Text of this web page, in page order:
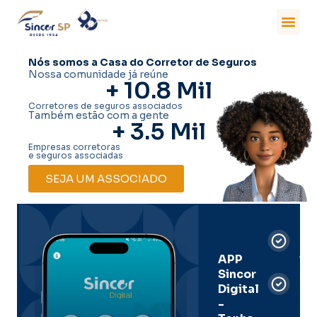
Nós somos a Casa do Corretor de Seguros
Nossa comunidade já reúne
+ 10.8 Mil
Corretores de seguros associados
Também estão com a gente
+ 3.5 Mil
Empresas corretoras
e seguros associadas
SEJA UM ASSOCIADO
APP
Sincor
Digital
-